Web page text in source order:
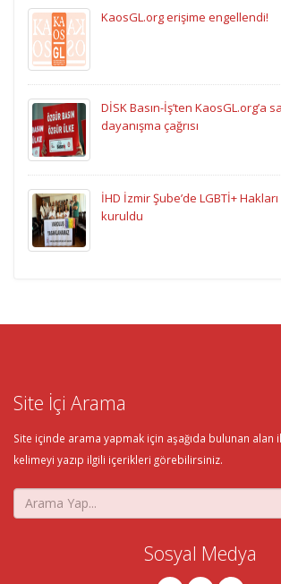
KaosGL.org erişime engellendi!
DİSK Basın-İş’ten KaosGL.org’a
dayanışma çağrısı
İHD İzmir Şube’de LGBTİ+
kuruldu
Site İçi Arama
Site içinde arama yapmak için aşağıda bulunan alan
kelimeyi yazıp ilgili içerikleri görebilirsiniz.
Sosyal Medya